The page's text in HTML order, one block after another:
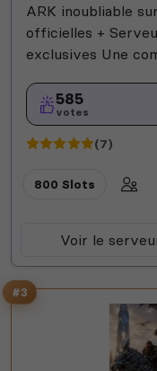
ARK inoubliable
officielles +
exclusives Une
585
votes
(7)
800 Slots
Voir le
#3